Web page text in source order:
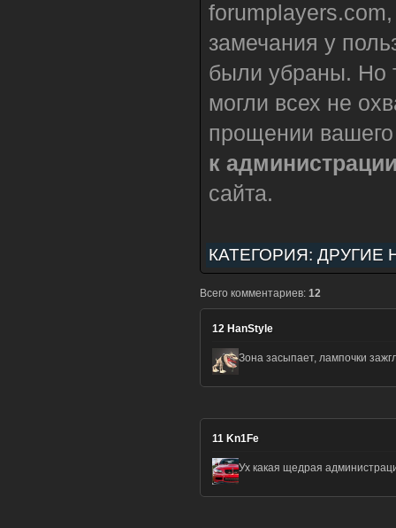
замечания у
были убраны. Но
могли всех не
прощении
к
сайта.
КАТЕГОРИЯ: ДРУГИЕ
Всего комментариев: 12
12 HanStyle
Зона засыпает, лампочки
11 Kn1Fe
Ух какая щедрая